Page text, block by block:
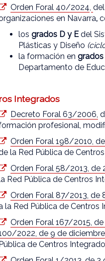
Orden Foral 40/2024,
en Navarra,
los grados D y Edel
Plásticas y Diseño
la formación en grados
Departamento de
Integrados
Decreto Foral 63/2006,
profesional,
Orden Foral 198/2010,
la Red Pública de
Orden Foral 58/2013, de
Red Pública de Centros
Orden Foral 87/2013, de
la Red Pública de Centros
Orden Foral 167/2015,
2022, de 9 de diciembre
de Centros